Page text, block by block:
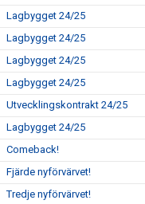
Lagbygget 24/25
Lagbygget 24/25
Lagbygget 24/25
Lagbygget 24/25
Utvecklingskontrakt 24/25
Lagbygget 24/25
Comeback!
Fjärde nyförvärvet!
Tredje nyförvärvet!